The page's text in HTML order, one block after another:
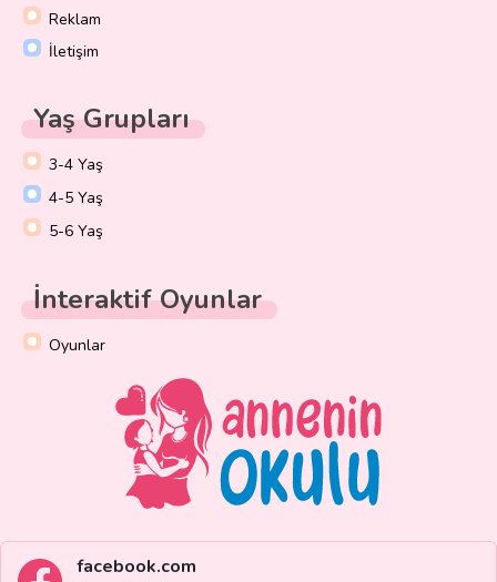
Reklam
İletişim
Yaş Grupları
3-4 Yaş
4-5 Yaş
5-6 Yaş
İnteraktif Oyunlar
Oyunlar
facebook.com